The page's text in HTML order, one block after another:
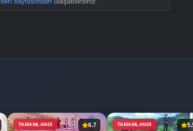
TAMAMLANDI 6.7 TAMAMLANDI